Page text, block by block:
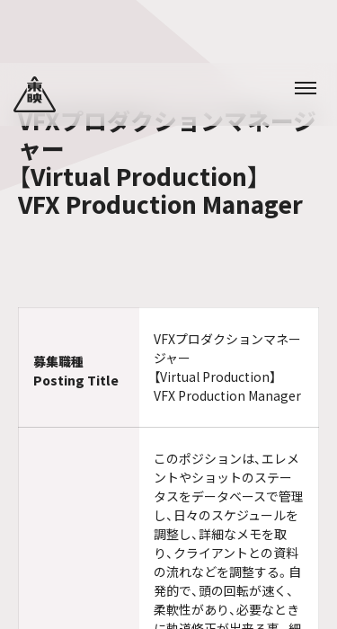
VFXプロダクションマネージ
ャー
【Virtual Production】
VFX Production Manager
募集職種
Posting Title
VFXプロダクションマネー
ジャー
【Virtual Production】
VFX Production Manager
このポジションは、エレメ
ントやショットのステー
タスをデータベースで管理
し、日々のスケジュールを
調整し、詳細なメモを取
り、クライアントとの資料
の流れなどを調整する。自
発的で、頭の回転が速く、
柔軟性があり、必要なとき